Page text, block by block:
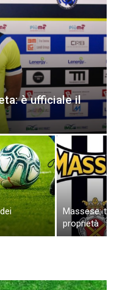
è ufficiale il
Massese:
proprietà